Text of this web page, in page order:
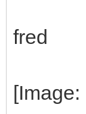
fred
[Image: